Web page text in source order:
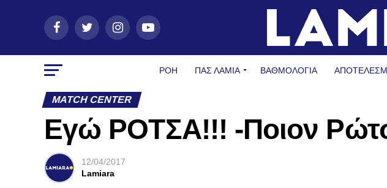
ΡΟΗ ΠΑΣ ΛΑΜΊΑ ΒΑΘΜΟΛΟΓΙΑ
MATCH CENTER
Εγώ ΡΟΤΣΑ!!! -Ποιον
12/04/2017
Lamiara